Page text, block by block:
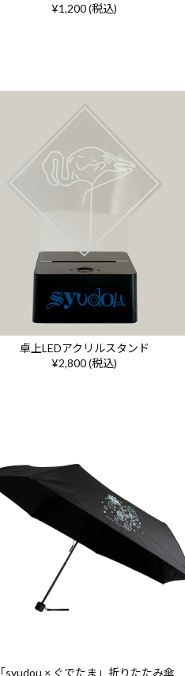
¥1,200 (税込)
卓上LEDアクリルスタンド
¥2,800 (税込)
「syudou × ぐでたま」折りたたみ傘